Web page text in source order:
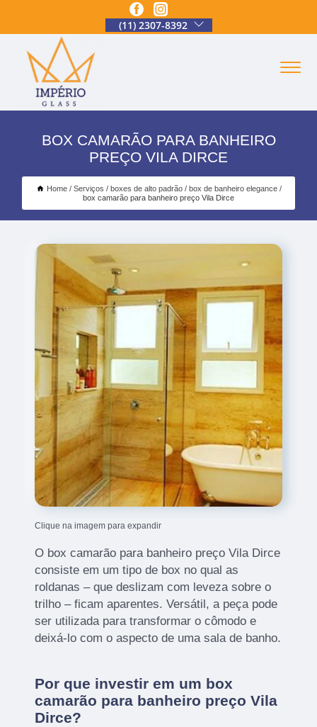
(11) 2307-8392
BOX CAMARÃO PARA BANHEIRO
PREÇO VILA DIRCE
Home Serviços boxes de alto padrão
box de banheiro elegance
box camarão para banheiro preço Vila Dirce
Clique na imagem para expandir
O box camarão para banheiro preço Vila Dirce
consiste em um tipo de box no qual as
roldanas – que deslizam com leveza sobre o
trilho – ficam aparentes. Versátil, a peça pode
ser utilizada para transformar o cômodo e
deixá-lo com o aspecto de uma sala de banho.
Por que investir em um box
camarão para banheiro preço Vila
Dirce?